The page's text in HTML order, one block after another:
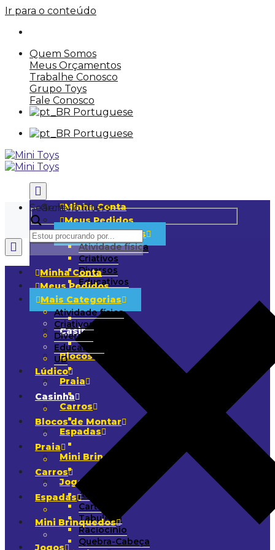
Ir para o conteúdo
Quem Somos
Meus Orçamentos
Trabalhe Conosco
Grupo Toys
Fale Conosco
Portuguese
Portuguese
Minha Conta
Meus Pedidos
Mais Categorias
Atividade física
Criativos
Diversos
Educativos
Lúdico
Casinha
Blocos de Montar
Praia
Carros
Espadas
Mini Brinquedos
Jogos
Arremesso
Cartas
Tabuleiro
Raciocínio
Quebra-Cabeça
Search
Generic filters
Minha Conta
Meus Pedidos
Mais Categorias
Atividade física
Criativos
Diversos
Educativos
UD
Lúdico
Casinha
Blocos de Montar
Praia
Carros
Espadas
Mini Brinquedos
Jogos